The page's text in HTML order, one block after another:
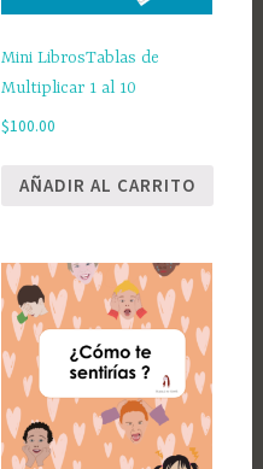
Mini LibrosTablas de
Multiplicar 1 al 10
$100.00
AÑADIR AL CARRITO